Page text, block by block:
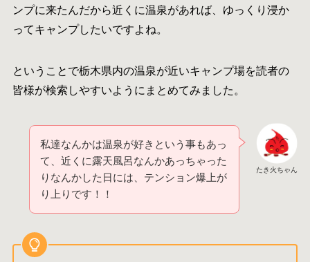
ンプに来たんだから近くに温泉があれば、ゆっくり浸か
ってキャンプしたいですよね。
ということで栃木県内の温泉が近いキャンプ場を読者の
皆様が検索しやすいようにまとめてみました。
たき火ちゃん
私達なんかは温泉が好きという事もあっ
て、近くに露天風呂なんかあっちゃった
りなんかした日には、テンション爆上が
り上りです！！